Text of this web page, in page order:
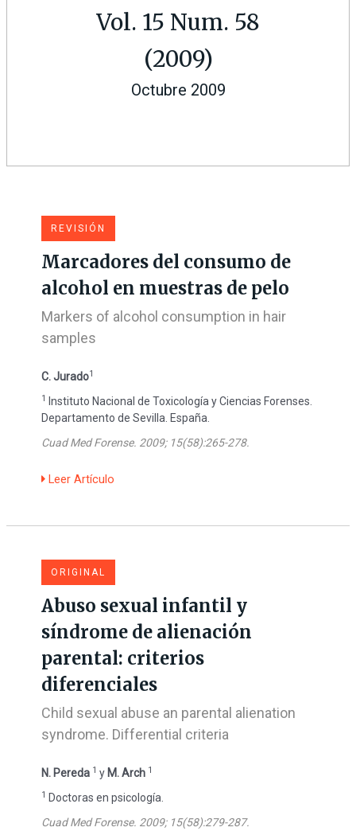
Vol. 15 Num. 58
(2009)
Octubre 2009
REVISIÓN
Marcadores del consumo de
alcohol en muestras de pelo
Markers of alcohol consumption in hair
samples
C. Jurado1
1
Instituto Nacional de Toxicología y Ciencias Forenses.
Departamento de Sevilla. España.
Cuad Med Forense. 2009; 15(58):265-278.
Leer Artículo
ORIGINAL
Abuso sexual infantil y
síndrome de alienación
parental: criterios
diferenciales
Child sexual abuse an parental alienation
syndrome. Differential criteria
N. Pereda 1 y M. Arch 1
1 Doctoras en psicología.
Cuad Med Forense. 2009; 15(58):279-287.